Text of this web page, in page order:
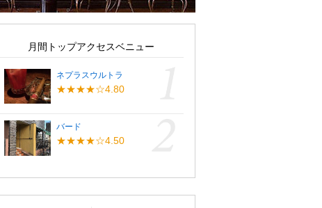
月間トップアクセスベニュー
ネプラスウルトラ
★★★★☆4.80
バード
★★★★☆4.50